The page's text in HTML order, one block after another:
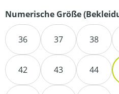
Numerische Größe
36 37 38
42 43 44